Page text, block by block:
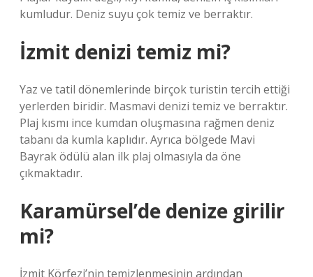
kumludur. Deniz suyu çok temiz ve berraktır.
İzmit denizi temiz mi?
Yaz ve tatil dönemlerinde birçok turistin tercih ettiği
yerlerden biridir. Masmavi denizi temiz ve berraktır.
Plaj kısmı ince kumdan oluşmasına rağmen deniz
tabanı da kumla kaplıdır. Ayrıca bölgede Mavi
Bayrak ödülü alan ilk plaj olmasıyla da öne
çıkmaktadır.
Karamürsel’de denize girilir
mi?
İzmit Körfezi’nin temizlenmesinin ardından